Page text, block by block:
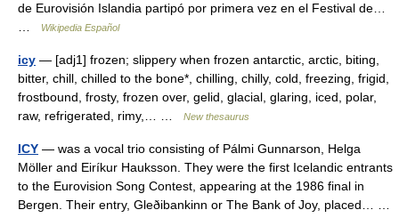
de Eurovisión Islandia partipó por primera vez en el Festival de…
Wikipedia Español
icy — [adj1] frozen; slippery when frozen antarctic, arctic, biting,
bitter, chill, chilled to the bone*, chilling, chilly, cold, freezing, frigid,
frostbound, frosty, frozen over, gelid, glacial, glaring, iced, polar,
raw, refrigerated, rimy,… …
New thesaurus
ICY — was a vocal trio consisting of Pálmi Gunnarson, Helga
Möller and Eiríkur Hauksson. They were the first Icelandic entrants
to the Eurovision Song Contest, appearing at the 1986 final in
Bergen. Their entry, Gleðibankinn or The Bank of Joy, placed… …